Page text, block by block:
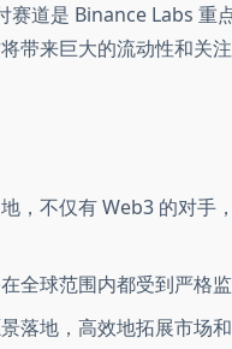
赛道是 Binance Labs 重
带来巨大的流动性和关注
，不仅有 Web3 的对手
全球范围内都受到严格
落地，高效地拓展市场